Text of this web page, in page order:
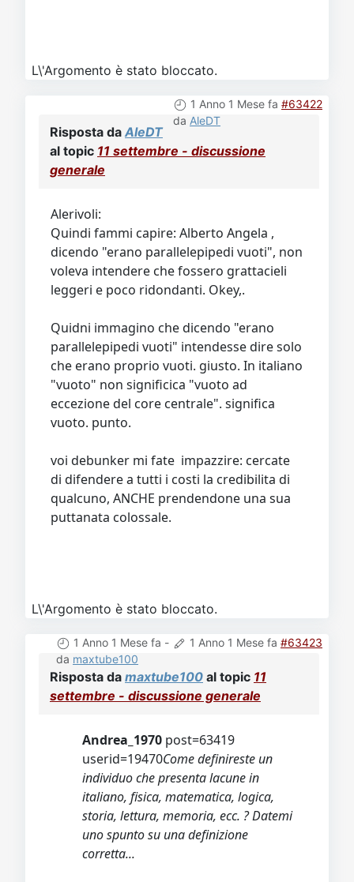
L\'Argomento è stato bloccato.
1 Anno 1 Mese fa #63422
da AleDT
Risposta da AleDT
al topic 11 settembre - discussione
generale
Alerivoli:
Quindi fammi capire: Alberto Angela ,
dicendo "erano parallelepipedi vuoti", non
voleva intendere che fossero grattacieli
leggeri e poco ridondanti. Okey,.
Quidni immagino che dicendo "erano
parallelepipedi vuoti" intendesse dire solo
che erano proprio vuoti. giusto. In italiano
"vuoto" non significica "vuoto ad
eccezione del core centrale". significa
vuoto. punto.
voi debunker mi fate impazzire: cercate
di difendere a tutti i costi la credibilita di
qualcuno, ANCHE prendendone una sua
puttanata colossale.
L\'Argomento è stato bloccato.
1 Anno 1 Mese fa - 1 Anno 1 Mese fa #63423
da maxtube100
Risposta da maxtube100 al topic 11
settembre - discussione generale
Andrea_1970 post=63419
userid=19470Come definireste un
individuo che presenta lacune in
italiano, fisica, matematica, logica,
storia, lettura, memoria, ecc. ? Datemi
uno spunto su una definizione
corretta...